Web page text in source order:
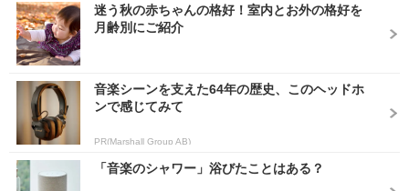
迷う秋の赤ちゃんの格好！室内とお外の格好を
月齢別にご紹介
音楽シーンを支えた64年の歴史、このヘッドホ
ンで感じてみて
PR(Marshall Group AB)
「音楽のシャワー」浴びたことはある？